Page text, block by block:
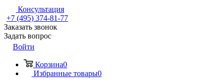
Консультация
+7 (495) 374-81-77
Заказать звонок
Задать вопрос
Войти
Корзина0
Избранные товары0